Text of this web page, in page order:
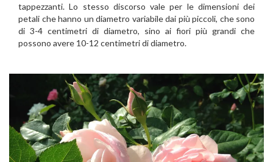
tappezzanti. Lo stesso discorso vale per le dimensioni dei
petali che hanno un diametro variabile dai più piccoli, che sono
di 3-4 centimetri di diametro, sino ai fiori più grandi che
possono avere 10-12 centimetri di diametro.